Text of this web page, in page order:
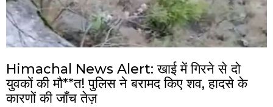
Himachal News Alert: खाई में गिरने से दो
युवकों की मौ**त! पुलिस ने बरामद किए शव, हादसे के
कारणों की जाँच तेज़